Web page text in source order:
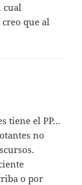
cual
que al
tiene el PP…
no
o por